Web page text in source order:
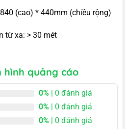
(cao) * 440mm (chiều rộng)
từ xa: > 30 mét
hình quảng cáo
0% | 0 đánh giá
0% | 0 đánh giá
0% | 0 đánh giá